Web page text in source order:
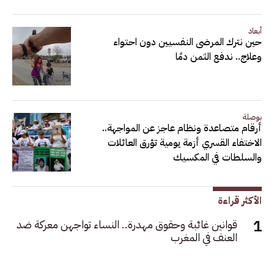
أبعاد
حين نترك المرضى النفسيين دون احتواء
وعلاج.. ندفع الثمن دمًا
بوصلة
أرقام متصاعدة ونظام عاجز عن المواجهة..
الاختفاء القسري أزمة يومية تؤرق العائلات
والسلطات في المكسيك
الأكثر قراءة
قوانين غائبة وحقوق مهدرة.. النساء تواجهن معركة ضد
العنف في المغرب